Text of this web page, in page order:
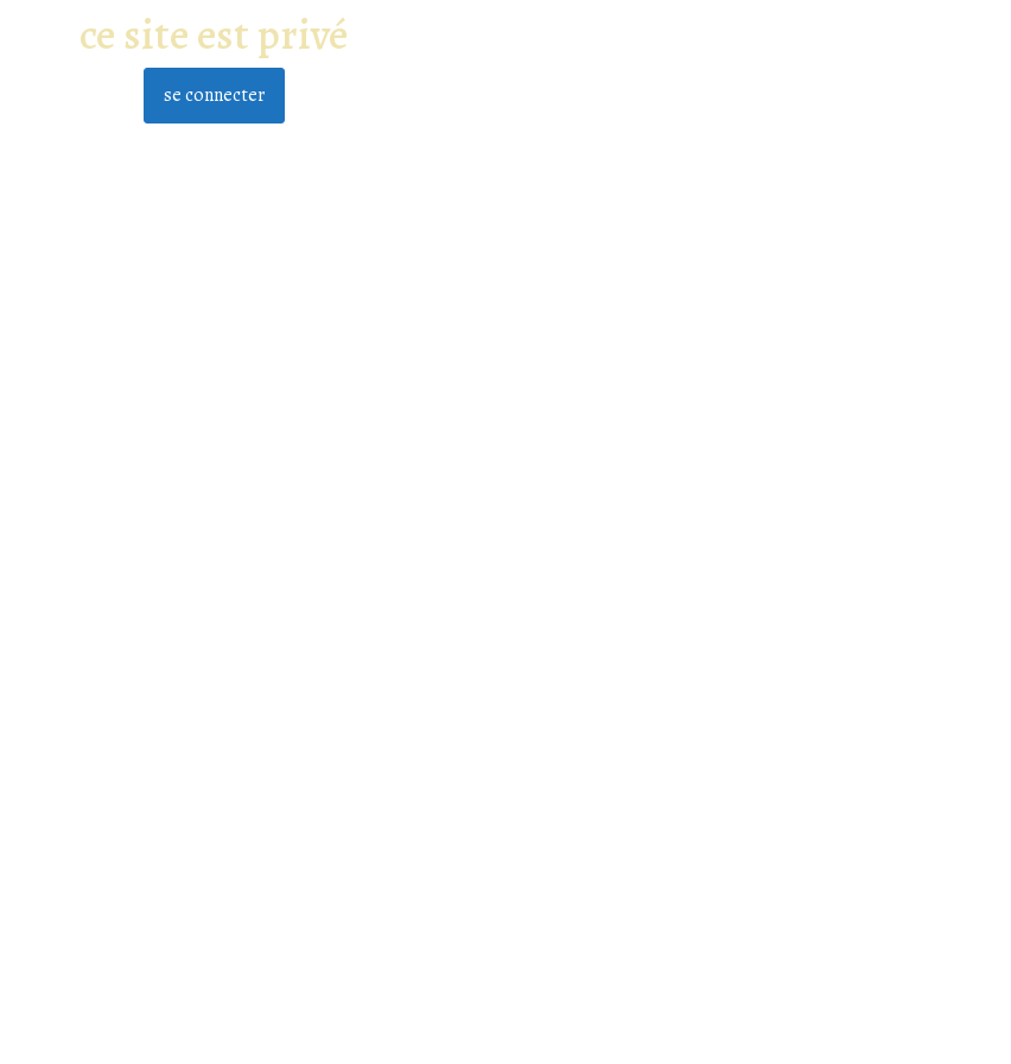
ce site est privé
se connecter